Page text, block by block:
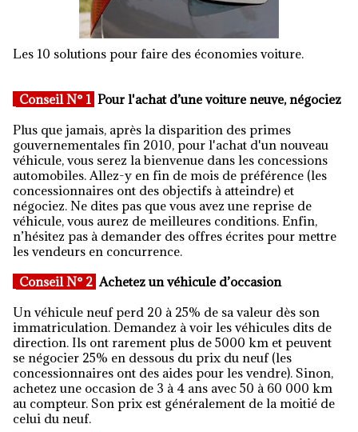
Les 10 solutions pour faire des économies voiture.
Conseil N° 1 Pour l'achat d’une voiture neuve, négociez
Plus que jamais, après la disparition des primes
gouvernementales fin 2010, pour l'achat d'un nouveau
véhicule, vous serez la bienvenue dans les concessions
automobiles. Allez-y en fin de mois de préférence (les
concessionnaires ont des objectifs à atteindre) et
négociez. Ne dites pas que vous avez une reprise de
véhicule, vous aurez de meilleures conditions. Enfin,
n’hésitez pas à demander des offres écrites pour mettre
les vendeurs en concurrence.
Conseil N° 2 Achetez un véhicule d’occasion
Un véhicule neuf perd 20 à 25% de sa valeur dès son
immatriculation. Demandez à voir les véhicules dits de
direction. Ils ont rarement plus de 5000 km et peuvent
se négocier 25% en dessous du prix du neuf (les
concessionnaires ont des aides pour les vendre). Sinon,
achetez une occasion de 3 à 4 ans avec 50 à 60 000 km
au compteur. Son prix est généralement de la moitié de
celui du neuf.